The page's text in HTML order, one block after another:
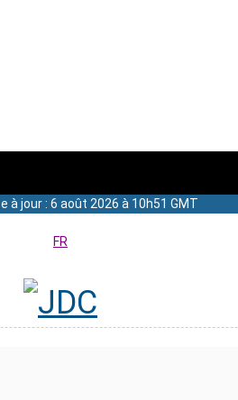
à jour : 6 août 2026 à 10h51 GMT
FR